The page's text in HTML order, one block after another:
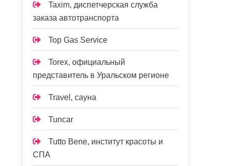
Taxim, диспетчерская служба
заказа автотранспорта
Top Gas Service
Torex, официальный
представитель в Уральском регионе
Travel, сауна
Tuncar
Tutto Bene, институт красоты и
СПА